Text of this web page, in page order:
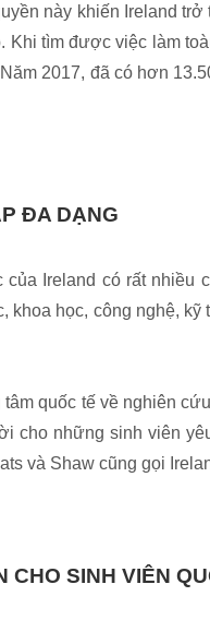
này khiến Ireland
Khi tìm được việc làm
2017, đã có hơn
ĐA DẠNG
Ireland có rất nhiều
học, công nghệ,
tâm quốc tế về nghiên
cho những sinh viên
và Shaw cũng gọi
CHO SINH VIÊN